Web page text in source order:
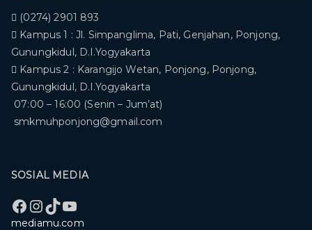
(0274) 2901 893
Kampus 1 : Jl. Simpanglima, Pati, Genjahan, Ponjong,
Gunungkidul, D.I.Yogyakarta
Kampus 2 : Karangijo Wetan, Ponjong, Ponjong,
Gunungkidul, D.I.Yogyakarta
07:00 – 16:00 (Senin – Jum’at)
smkmuhponjong@gmail.com
SOSIAL MEDIA
Facebook
Instagram
TikTok
YouTube
mediamu.com